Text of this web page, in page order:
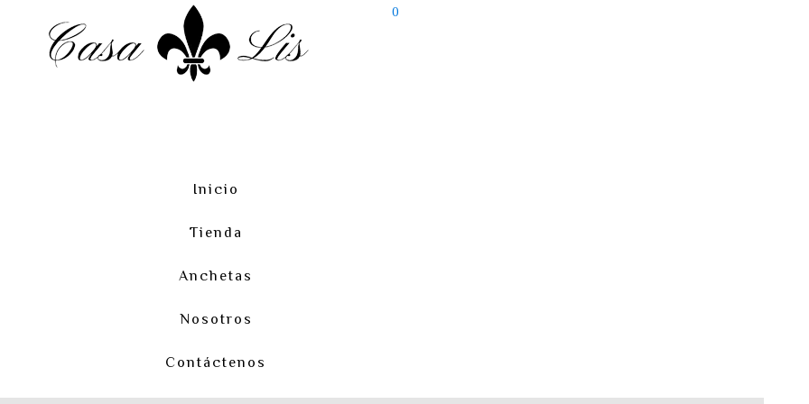
0
Inicio
Tienda
Anchetas
Nosotros
Contáctenos